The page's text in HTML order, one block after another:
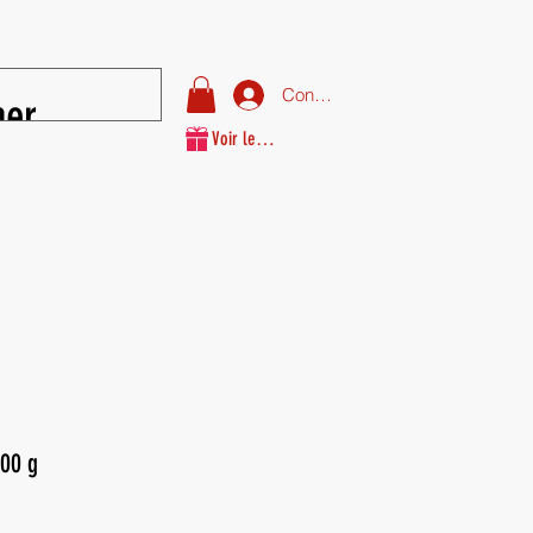
Voir les points
Connexion
g